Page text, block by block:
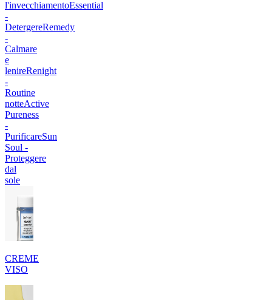
l'invecchiamentoEssential
-
DetergereRemedy
-
Calmare
e
lenireRenight
-
Routine
notteActive
Pureness
-
PurificareSun
Soul -
Proteggere
dal
sole
CREME
VISO